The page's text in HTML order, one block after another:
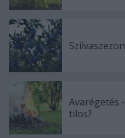
Avarégetés
tilos?